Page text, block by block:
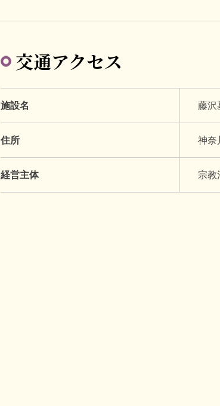
交通アクセス
施設名 藤沢
住所 神奈
経営主体 宗教